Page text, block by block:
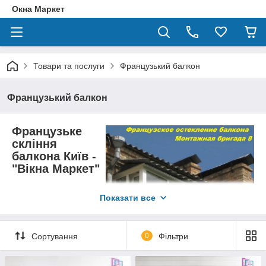
Окна Маркет
Товари та послуги Французький балкон
Французький балкон
Французьке
скління
балкона Київ -
"Вікна Маркет"
якого потрібно
звіситися наполовину,
Показати все
Сортування 0 Фільтри